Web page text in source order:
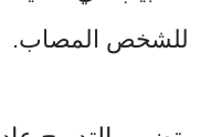
للشخص المصاب.